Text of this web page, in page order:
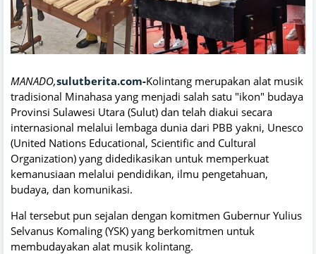
MANADO,sulutberita.com-Kolintang merupakan alat musik
tradisional Minahasa yang menjadi salah satu "ikon" budaya
Provinsi Sulawesi Utara (Sulut) dan telah diakui secara
internasional melalui lembaga dunia dari PBB yakni, Unesco
(United Nations Educational, Scientific and Cultural
Organization) yang didedikasikan untuk memperkuat
kemanusiaan melalui pendidikan, ilmu pengetahuan,
budaya, dan komunikasi.
Hal tersebut pun sejalan dengan komitmen Gubernur Yulius
Selvanus Komaling (YSK) yang berkomitmen untuk
membudayakan alat musik kolintang.